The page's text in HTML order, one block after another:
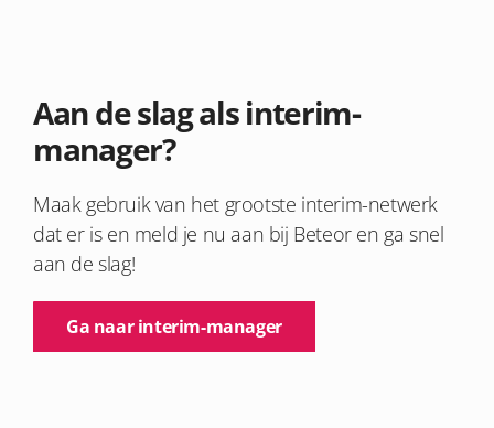
Aan de slag als interim-
manager?
Maak gebruik van het grootste interim-netwerk
dat er is en meld je nu aan bij Beteor en ga snel
aan de slag!
Ga naar interim-manager